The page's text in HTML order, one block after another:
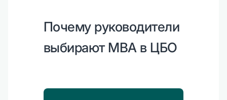
Почему руководители
выбирают MBA в ЦБО